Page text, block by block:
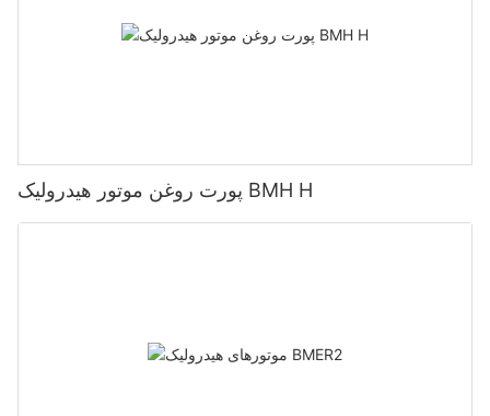
پورت روغن موتور هیدرولیک BMH H